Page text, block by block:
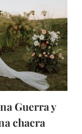
Guerra y
chacra